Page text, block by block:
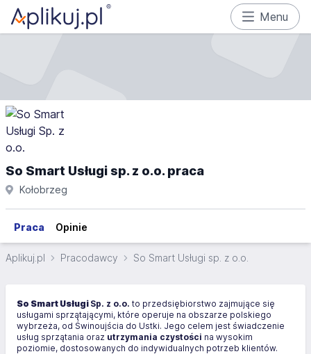
Menu
So Smart Usługi sp. z o.o. praca
Kołobrzeg
Praca Opinie
Aplikuj.pl Pracodawcy So Smart Usługi sp. z o.o.
So Smart Usługi Sp. z o.o. to przedsiębiorstwo zajmujące się
usługami sprzątającymi, które operuje na obszarze polskiego
wybrzeża, od Świnoujścia do Ustki. Jego celem jest świadczenie
usług sprzątania oraz utrzymania czystości na wysokim
poziomie, dostosowanych do indywidualnych potrzeb klientów.